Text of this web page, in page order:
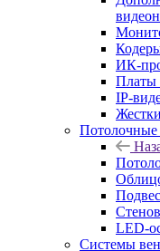
ИК-
Платы
IP-
Потолочные
LED-
Системы